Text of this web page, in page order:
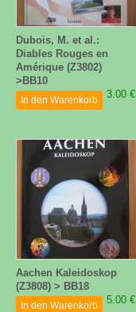
Dubois, M. et al.:
Diables Rouges en
Amérique (Z3802)
>BB10
3.00 €
In den Warenkorb
Aachen Kaleidoskop
(Z3808) > BB18
5.00 €
In den Warenkorb